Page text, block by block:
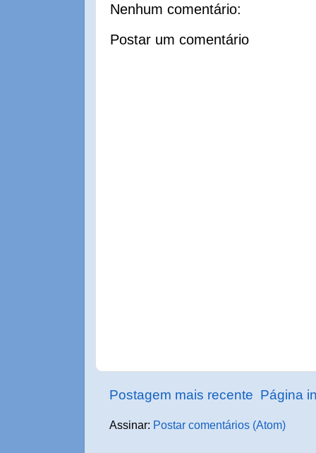
Nenhum comentário:
Postar um comentário
Postagem mais recente Página
Assinar: Postar comentários (Atom)